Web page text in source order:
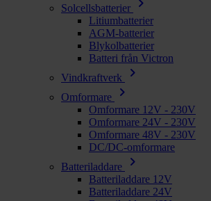
Solcellsbatterier
Litiumbatterier
AGM-batterier
Blykolbatterier
Batteri från Victron
Vindkraftverk
chevron_right
Omformare chevron_right
Omformare 12V - 230V
Omformare 24V - 230V
Omformare 48V - 230V
DC/DC-omformare
Batteriladdare
chevron_right
Batteriladdare 12V
Batteriladdare 24V